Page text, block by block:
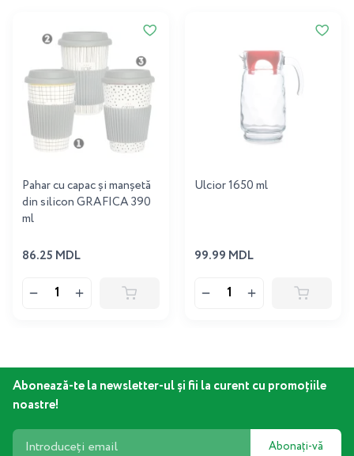
Pahar cu capac și manșetă
din silicon GRAFICA 390
ml
86.25 MDL
Ulcior 1650 ml
99.99 MDL
Abonează-te la newsletter-ul și fii la curent cu promoțiile
noastre!
Abonați-vă